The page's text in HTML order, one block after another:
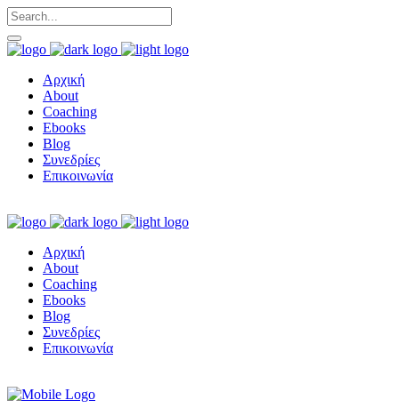
Αρχική
About
Coaching
Ebooks
Blog
Συνεδρίες
Επικοινωνία
Αρχική
About
Coaching
Ebooks
Blog
Συνεδρίες
Επικοινωνία